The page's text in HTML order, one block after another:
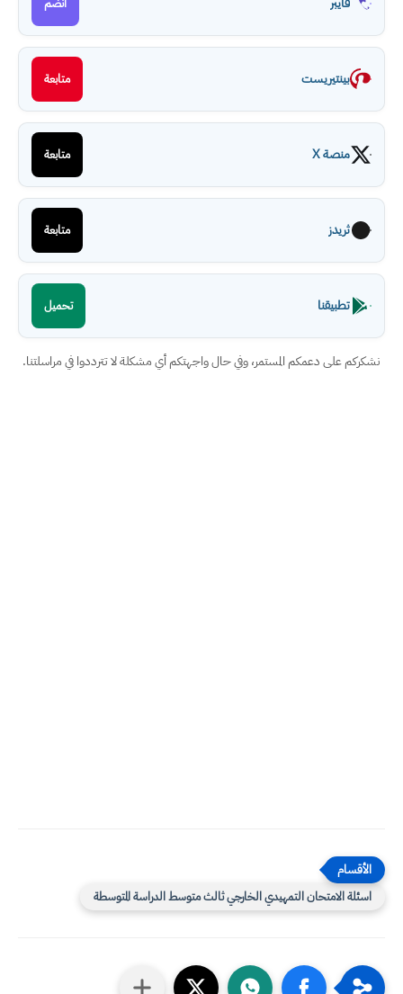
بينتيريست متابعة
منصة X متابعة
ثريدز متابعة
تطبيقنا تحميل
نشكركم على دعمكم المستمر، وفي حال واجهتكم أي مشكلة لا تترددوا في مراسلتنا.
اسئلة الامتحان التمهيدي الخارجي ثالث متوسط الدراسة المتوسطة